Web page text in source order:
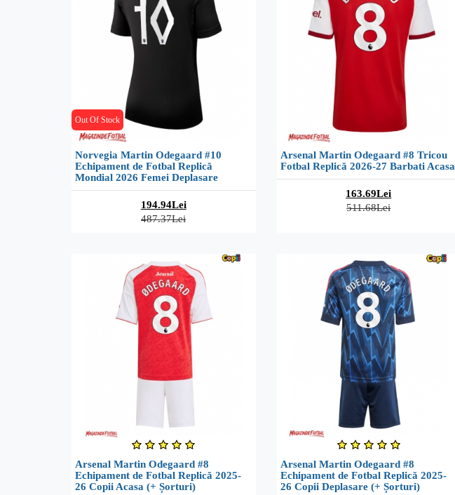
Norvegia Martin Odegaard #10
Echipament de Fotbal Replică
Mondial 2026 Femei Deplasare
Out Of Stock
194.94Lei
487.37Lei
Arsenal Martin Odegaard #8 Tricou
Fotbal Replică 2026-27 Barbati Acasa
163.69Lei
511.68Lei
Arsenal Martin Odegaard #8
Echipament de Fotbal Replică 2025-
26 Copii Acasa (+ Șorturi)
Arsenal Martin Odegaard #8
Echipament de Fotbal Replică 2025-
26 Copii Deplasare (+ Șorturi)